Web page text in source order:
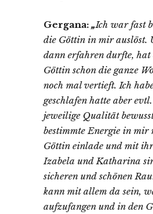
Gergana: „Ich war fast
die Göttin in mir auslöst.
dann erfahren durfte, hat
Göttin schon die ganze
noch mal vertieft. Ich
geschlafen hatte aber
jeweilige Qualität
bestimmte Energie in mir
Göttin einlade und mit
Izabela und Katharina
sicheren und schönen
kann mit allem da sein,
aufzufangen und in den